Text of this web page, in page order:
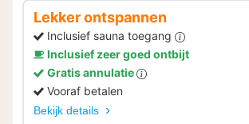
Lekker ontspannen
Inclusief sauna toegang
Inclusief zeer goed ontbijt
Gratis annulatie
Vooraf betalen
Bekijk details